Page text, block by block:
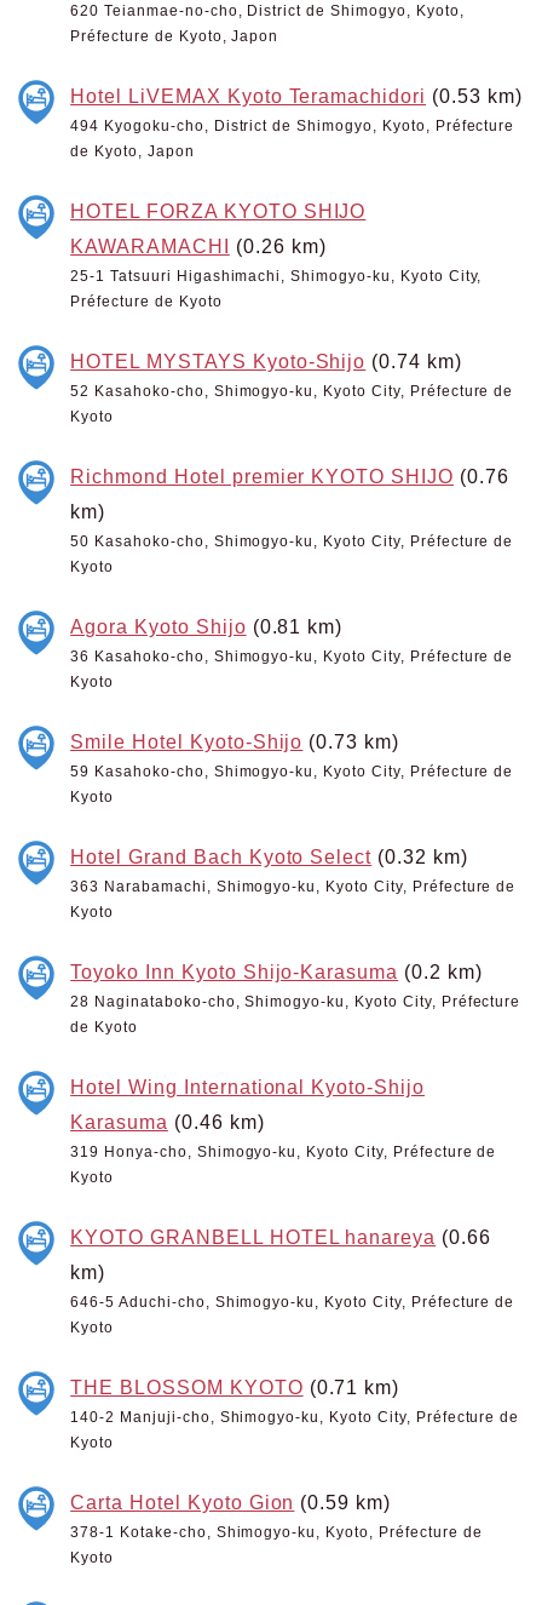
620 Teianmae-no-cho, District de Shimogyo, Kyoto,
Préfecture de Kyoto, Japon
Hotel LiVEMAX Kyoto Teramachidori (0.53 km)
494 Kyogoku-cho, District de Shimogyo, Kyoto, Préfecture
de Kyoto, Japon
HOTEL FORZA KYOTO SHIJO
KAWARAMACHI (0.26 km)
25-1 Tatsuuri Higashimachi, Shimogyo-ku, Kyoto City,
Préfecture de Kyoto
HOTEL MYSTAYS Kyoto-Shijo (0.74 km)
52 Kasahoko-cho, Shimogyo-ku, Kyoto City, Préfecture de
Kyoto
Richmond Hotel premier KYOTO SHIJO (0.76
km)
50 Kasahoko-cho, Shimogyo-ku, Kyoto City, Préfecture de
Kyoto
Agora Kyoto Shijo (0.81 km)
36 Kasahoko-cho, Shimogyo-ku, Kyoto City, Préfecture de
Kyoto
Smile Hotel Kyoto-Shijo (0.73 km)
59 Kasahoko-cho, Shimogyo-ku, Kyoto City, Préfecture de
Kyoto
Hotel Grand Bach Kyoto Select (0.32 km)
363 Narabamachi, Shimogyo-ku, Kyoto City, Préfecture de
Kyoto
Toyoko Inn Kyoto Shijo-Karasuma (0.2 km)
28 Naginataboko-cho, Shimogyo-ku, Kyoto City, Préfecture
de Kyoto
Hotel Wing International Kyoto-Shijo
Karasuma (0.46 km)
319 Honya-cho, Shimogyo-ku, Kyoto City, Préfecture de
Kyoto
KYOTO GRANBELL HOTEL hanareya (0.66
km)
646-5 Aduchi-cho, Shimogyo-ku, Kyoto City, Préfecture de
Kyoto
THE BLOSSOM KYOTO (0.71 km)
140-2 Manjuji-cho, Shimogyo-ku, Kyoto City, Préfecture de
Kyoto
Carta Hotel Kyoto Gion (0.59 km)
378-1 Kotake-cho, Shimogyo-ku, Kyoto, Préfecture de
Kyoto